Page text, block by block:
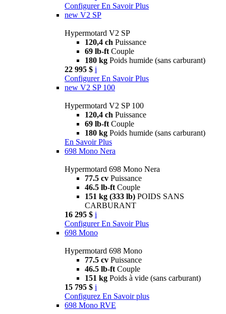
Configurer En Savoir Plus
new V2 SP
Hypermotard V2 SP
120,4 ch Puissance
69 lb-ft Couple
180 kg Poids humide (sans carburant)
22 995 $ i
Configurer En Savoir Plus
new V2 SP 100
Hypermotard V2 SP 100
120,4 ch Puissance
69 lb-ft Couple
180 kg Poids humide (sans carburant)
En Savoir Plus
698 Mono Nera
Hypermotard 698 Mono Nera
77.5 cv Puissance
46.5 lb-ft Couple
151 kg (333 lb) POIDS SANS
CARBURANT
16 295 $ i
Configurer En Savoir Plus
698 Mono
Hypermotard 698 Mono
77.5 cv Puissance
46.5 lb-ft Couple
151 kg Poids à vide (sans carburant)
15 795 $ i
Configurez En Savoir plus
698 Mono RVE